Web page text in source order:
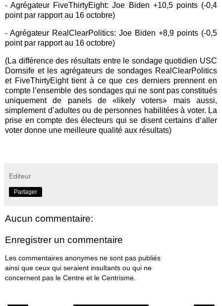
-Agrégateur FiveThirtyEight: Joe Biden +10,5 points (-0,4
point par rapport au 16 octobre)
- Agrégateur RealClearPolitics: Joe Biden +8,9 points (-0,5
point par rapport au 16 octobre)
(La différence des résultats entre le sondage quotidien USC
Dornsife et les agrégateurs de sondages RealClearPolitics
et FiveThirtyEight tient à ce que ces derniers prennent en
compte l’ensemble des sondages qui ne sont pas constitués
uniquement de panels de« likely voters» mais aussi,
simplement d’adultes ou de personnes habilitées à voter. La
prise en compte des électeurs qui se disent certains d‘aller
voter donne une meilleure qualité aux résultats)
Editeur
Partager
Aucun commentaire:
Enregistrer un commentaire
Les commentaires anonymes ne sont pas publiés
ainsi que ceux qui seraient insultants ou qui ne
concernent pas le Centre et le Centrisme.